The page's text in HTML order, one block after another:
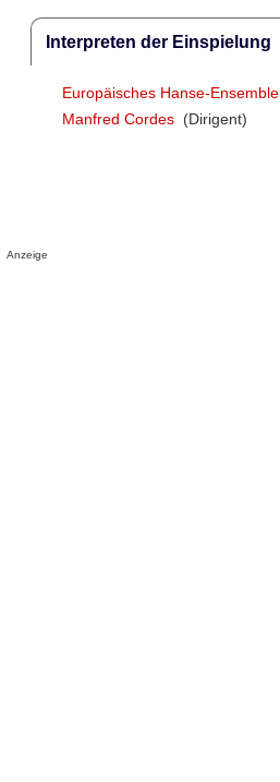
Interpreten der Einspielung
Europäisches Hanse-Ensemble
Manfred Cordes (Dirigent)
Anzeige